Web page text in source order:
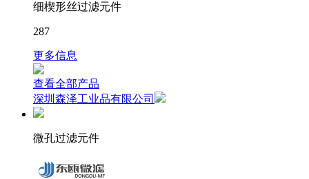
细楔形丝过滤元件
287
更多信息
查看全部产品
深圳森泽工业品有限公司
微孔过滤元件